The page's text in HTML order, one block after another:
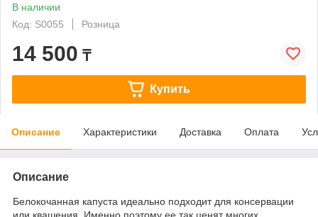
В наличии
Код: S0055
Розница
14 500 ₸
Купить
Описание Характеристики Доставка Оплата
Описание
Белокочанная капуста идеально подходит для консервации
или квашения. Именно поэтому ее так ценят многих